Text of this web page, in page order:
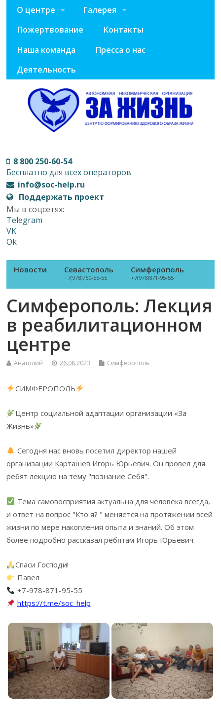
О центре
Галерея
Пожертвование
Контакты
Наша команда
Пресса о нас
Деятельность
8 800 250-60-54
Бесплатно для всех операторов
info@soc-help.ru
Поддержать проект
Мы в соцсетях:
Telegram
VK
Ok
Новости Севастополь
+7(978)760-55-55
Симферополь
+7(978)871-95-55
Симферополь: Лекция
в реабилитационном
центре
Анатолий 26.08.2023 Симферополь
СИМФЕРОПОЛЬ
Центр социальной адаптации организации «За
Жизнь»
Сегодня нас вновь посетил директор нашей
организации Карташев Игорь Юрьевич. Он провел для
ребят лекцию на тему "познание Себя".
Тема самовосприятия актуальна для человека всегда,
и ответ на вопрос "Кто я? " меняется на протяжении всей
жизни по мере накопления опыта и знаний. Об этом
более подробно рассказал ребятам Игорь Юрьевич.
Спаси Господи!
Павел
+7-978-871-95-55
https://t.me/soc_help